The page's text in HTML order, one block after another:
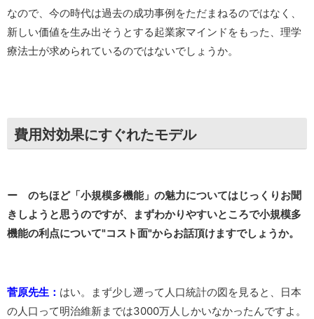
なので、今の時代は過去の成功事例をただまねるのではなく、
新しい価値を生み出そうとする起業家マインドをもった、理学
療法士が求められているのではないでしょうか。
費用対効果にすぐれたモデル
ー のちほど「小規模多機能」の魅力についてはじっくりお聞
きしようと思うのですが、まずわかりやすいところで小規模多
機能の利点について"コスト面"からお話頂けますでしょうか。
菅原先生： はい。まず少し遡って人口統計の図を見ると、日本
の人口って明治維新までは3000万人しかいなかったんですよ。